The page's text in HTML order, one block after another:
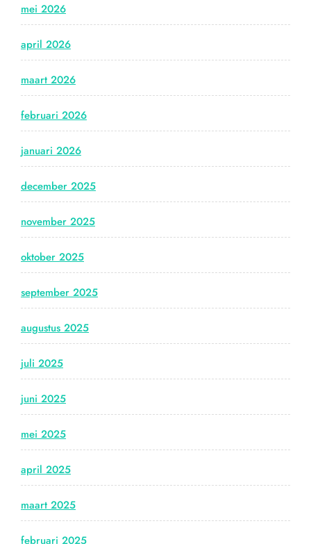
mei 2026
april 2026
maart 2026
februari 2026
januari 2026
december 2025
november 2025
oktober 2025
september 2025
augustus 2025
juli 2025
juni 2025
mei 2025
april 2025
maart 2025
februari 2025